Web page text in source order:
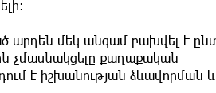
արդեն մեկ անգամ բախվել է
չմասնակցելը քաղաքական
է իշխանության ձևավորման և